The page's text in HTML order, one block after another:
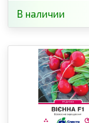
В наличии